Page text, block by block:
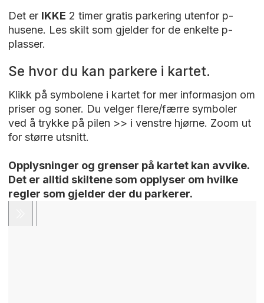
registrere plass i sykkelhotell
Ønsker du å slette en elbilavtale må du ringe
appen.
St.Hans fjellet P-hus, Cityterminalen,
Kirkebrygga P-hus og Apenesfjellet P-hus
har kamerastyrte parkeringssystemer og
betalingsløsninger. Laster du ned P-appen,
bruke automaten hvis du ønsker det.
Bruker du EasyPark-appen, må du betale 15
prosent ekstra for parkeringen.
Det er IKKE 2 timer gratis parkering utenfor p-
husene. Les skilt som gjelder for de enkelte p-
plasser.
Se hvor du kan parkere i kartet.
Klikk på symbolene i kartet for mer informasjon om
priser og soner. Du velger flere/færre symboler
ved å trykke på pilen >> i venstre hjørne. Zoom ut
for større utsnitt.
Opplysninger og grenser på kartet kan avvike.
Det er alltid skiltene som opplyser om hvilke
regler som gjelder der du parkerer.